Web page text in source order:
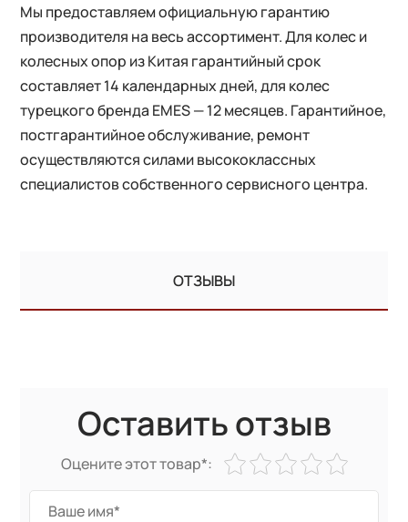
Мы предоставляем официальную гарантию
производителя на весь ассортимент. Для колес и
колесных опор из Китая гарантийный срок
составляет 14 календарных дней, для колес
турецкого бренда EMES — 12 месяцев. Гарантийное,
постгарантийное обслуживание, ремонт
осуществляются силами высококлассных
специалистов собственного сервисного центра.
ОТЗЫВЫ
Оставить отзыв
Оцените этот товар*: